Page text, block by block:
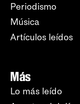
Periodismo
Música
Artículos leídos
Más
Lo más leído